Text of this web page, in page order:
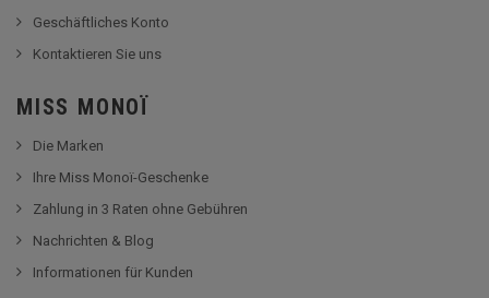
Geschäftliches Konto
Kontaktieren Sie uns
MISS MONOÏ
Die Marken
Ihre Miss Monoï-Geschenke
Zahlung in 3 Raten ohne Gebühren
Nachrichten & Blog
Informationen für Kunden